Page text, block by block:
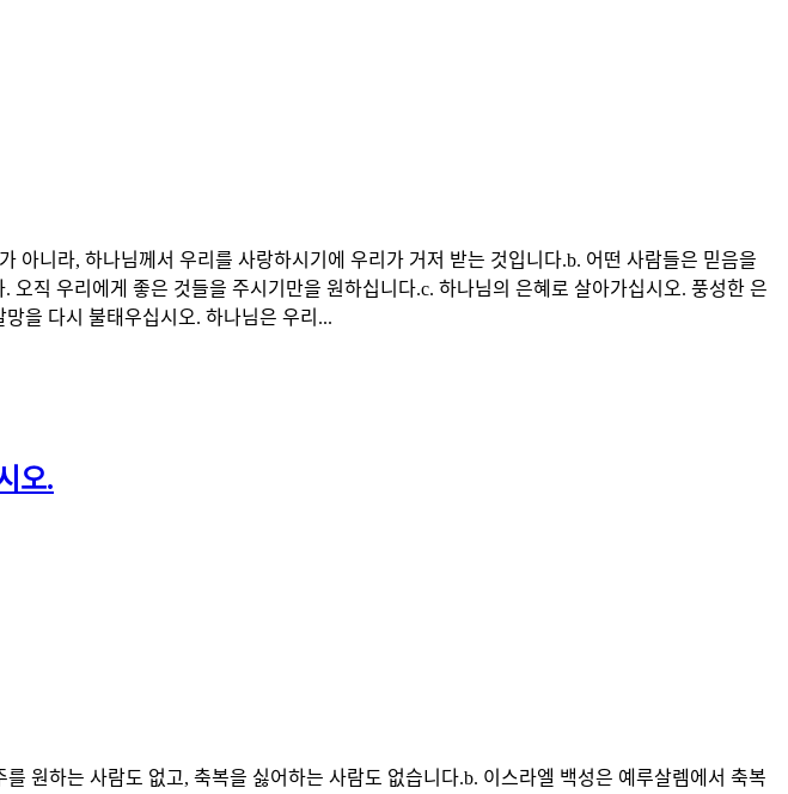
니라, 하나님께서 우리를 사랑하시기에 우리가 거저 받는 것입니다.b. 어떤 사람들은 믿음을
직 우리에게 좋은 것들을 주시기만을 원하십니다.c. 하나님의 은혜로 살아가십시오. 풍성한 은
을 다시 불태우십시오. 하나님은 우리...
오.
원하는 사람도 없고, 축복을 싫어하는 사람도 없습니다.b. 이스라엘 백성은 예루살렘에서 축복